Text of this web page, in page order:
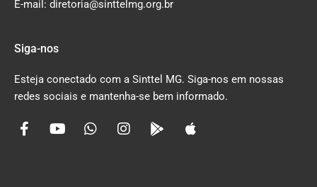
E-mail: diretoria@sinttelmg.org.br
Siga-nos
Esteja conectado com a Sinttel MG. Siga-nos em nossas
redes sociais e mantenha-se bem informado.